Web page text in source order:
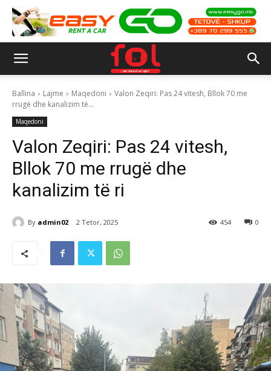
Ballina Lajme Maqedoni
Valon Zeqiri: Pas 24 vitesh, Bllok 70 me
rrugë dhe kanalizim të...
Maqedoni
Valon Zeqiri: Pas 24 vitesh,
Bllok 70 me rrugë dhe
kanalizim të ri
By admin02 2 Tetor, 2025 0
454